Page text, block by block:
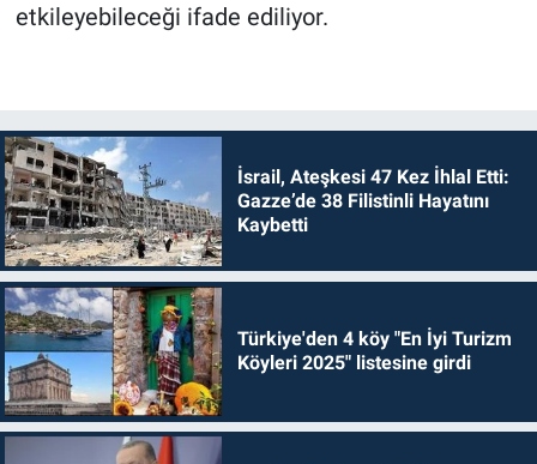
etkileyebileceği ifade ediliyor.
İsrail, Ateşkesi 47 Kez İhlal Etti:
Gazze’de 38 Filistinli Hayatını
Kaybetti
Türkiye'den 4 köy "En İyi Turizm
Köyleri 2025" listesine girdi